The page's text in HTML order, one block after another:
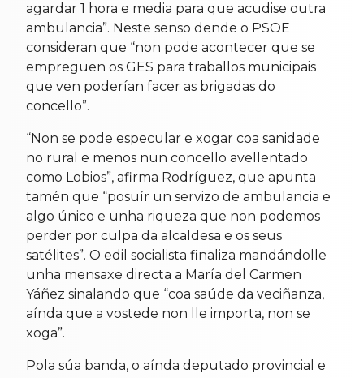
agardar 1 hora e media para que acudise outra
ambulancia”. Neste senso dende o PSOE
consideran que “non pode acontecer que se
empreguen os GES para traballos municipais
que ven poderían facer as brigadas do
concello”.
“Non se pode especular e xogar coa sanidade
no rural e menos nun concello avellentado
como Lobios”, afirma Rodríguez, que apunta
tamén que “posuír un servizo de ambulancia e
algo único e unha riqueza que non podemos
perder por culpa da alcaldesa e os seus
satélites”. O edil socialista finaliza mandándolle
unha mensaxe directa a María del Carmen
Yáñez sinalando que “coa saúde da veciñanza,
aínda que a vostede non lle importa, non se
xoga”.
Pola súa banda, o aínda deputado provincial e